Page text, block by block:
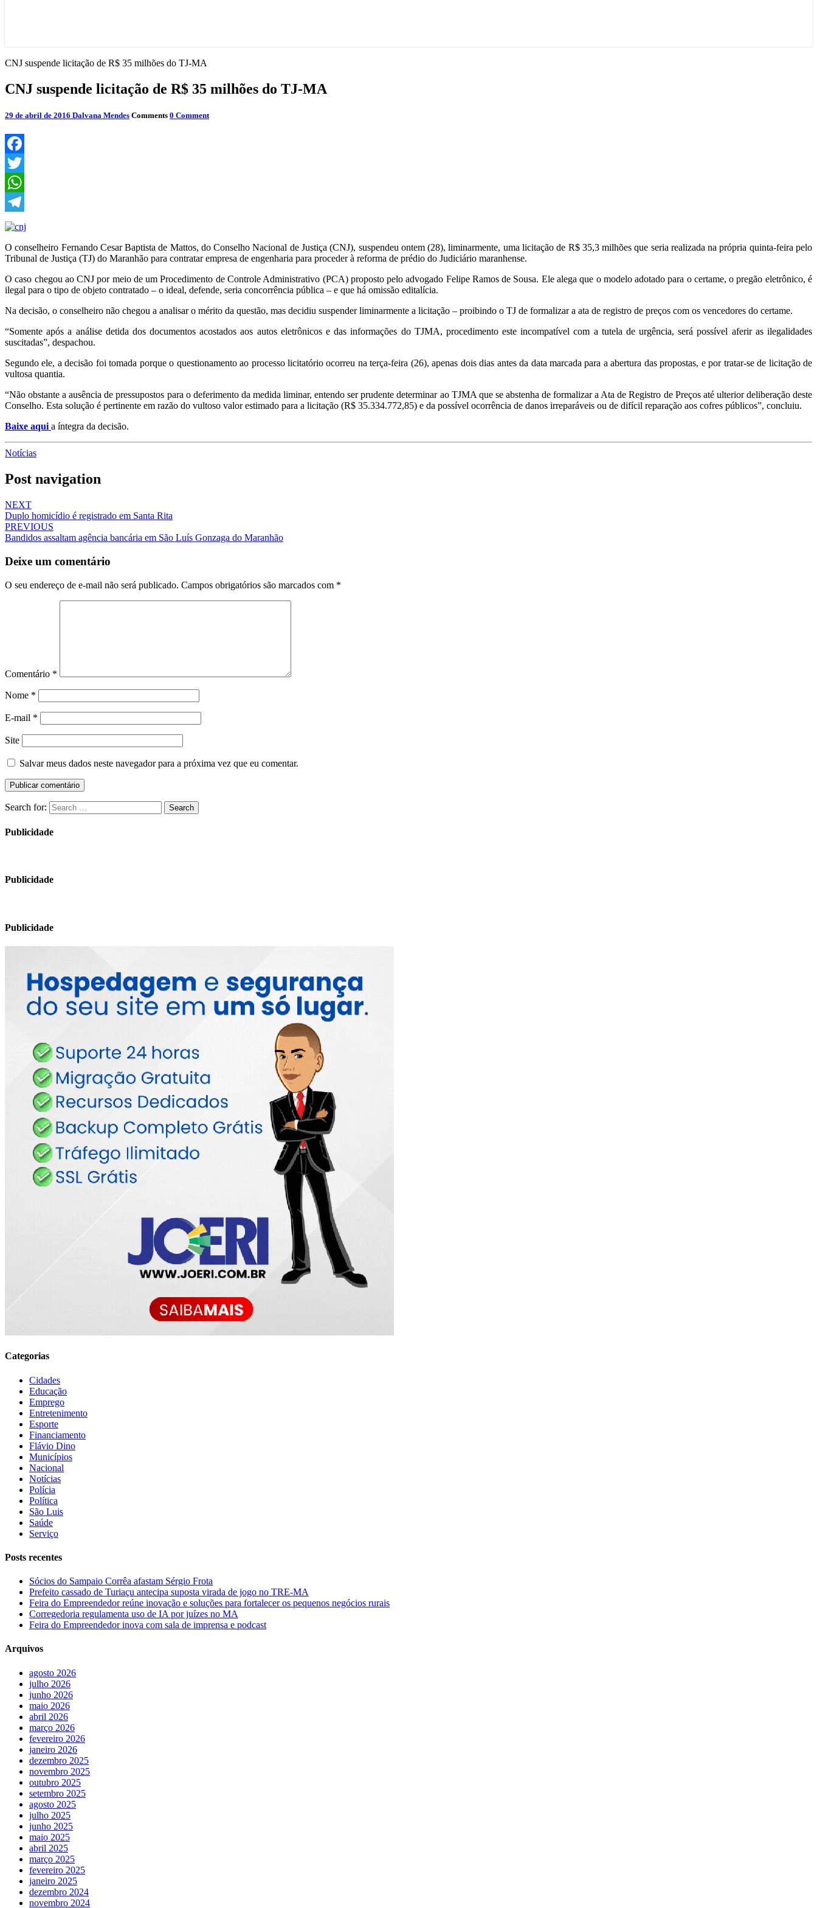
CNJ suspende licitação de R$ 35 milhões do TJ-MA
CNJ suspende licitação de R$ 35 milhões do TJ-MA
29 de abril de 2016 Dalvana Mendes Comments 0 Comment
Facebook
Twitter
WhatsApp
Telegram
O conselheiro Fernando Cesar Baptista de Mattos, do Conselho Nacional de Justiça (CNJ), suspendeu ontem (28), liminarmente, uma licitação de R$ 35,3 milhões que seria realizada na própria quinta-feira pelo
Tribunal de Justiça (TJ) do Maranhão para contratar empresa de engenharia para proceder à reforma de prédio do Judiciário maranhense.
O caso chegou ao CNJ por meio de um Procedimento de Controle Administrativo (PCA) proposto pelo advogado Felipe Ramos de Sousa. Ele alega que o modelo adotado para o certame, o pregão eletrônico, é
ilegal para o tipo de objeto contratado – o ideal, defende, seria concorrência pública – e que há omissão editalícia.
Na decisão, o conselheiro não chegou a analisar o mérito da questão, mas decidiu suspender liminarmente a licitação – proibindo o TJ de formalizar a ata de registro de preços com os vencedores do certame.
“Somente após a análise detida dos documentos acostados aos autos eletrônicos e das informações do TJMA, procedimento este incompatível com a tutela de urgência, será possível aferir as ilegalidades
suscitadas”, despachou.
Segundo ele, a decisão foi tomada porque o questionamento ao processo licitatório ocorreu na terça-feira (26), apenas dois dias antes da data marcada para a abertura das propostas, e por tratar-se de licitação de
vultosa quantia.
“Não obstante a ausência de pressupostos para o deferimento da medida liminar, entendo ser prudente determinar ao TJMA que se abstenha de formalizar a Ata de Registro de Preços até ulterior deliberação deste
Conselho. Esta solução é pertinente em razão do vultoso valor estimado para a licitação (R$ 35.334.772,85) e da possível ocorrência de danos irreparáveis ou de difícil reparação aos cofres públicos”, concluiu.
Baixe aqui a íntegra da decisão.
Notícias
Post navigation
NEXT
Duplo homicídio é registrado em Santa Rita
PREVIOUS
Bandidos assaltam agência bancária em São Luís Gonzaga do Maranhão
Deixe um comentário
O seu endereço de e-mail não será publicado. Campos obrigatórios são marcados com *
Comentário *
Nome *
E-mail *
Site
Salvar meus dados neste navegador para a próxima vez que eu comentar.
Search for: Search
Publicidade
Publicidade
Publicidade
Categorias
Cidades
Educação
Emprego
Entretenimento
Esporte
Financiamento
Flávio Dino
Municípios
Nacional
Notícias
Polícia
Política
São Luis
Saúde
Serviço
Posts recentes
Sócios do Sampaio Corrêa afastam Sérgio Frota
Prefeito cassado de Turiaçu antecipa suposta virada de jogo no TRE-MA
Feira do Empreendedor reúne inovação e soluções para fortalecer os pequenos negócios rurais
Corregedoria regulamenta uso de IA por juízes no MA
Feira do Empreendedor inova com sala de imprensa e podcast
Arquivos
agosto 2026
julho 2026
junho 2026
maio 2026
abril 2026
março 2026
fevereiro 2026
janeiro 2026
dezembro 2025
novembro 2025
outubro 2025
setembro 2025
agosto 2025
julho 2025
junho 2025
maio 2025
abril 2025
março 2025
fevereiro 2025
janeiro 2025
dezembro 2024
novembro 2024